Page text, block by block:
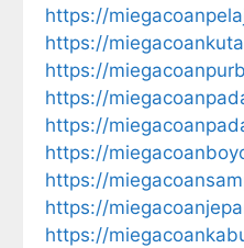
https://
https://
https://
https://
https://
https://
https://
https://
https://